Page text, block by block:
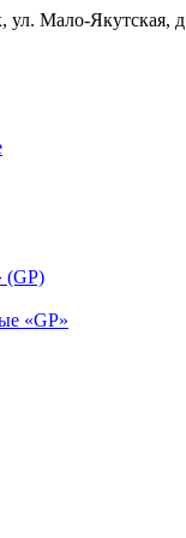
ул. Мало-Якутская,
(GP)
«GP»